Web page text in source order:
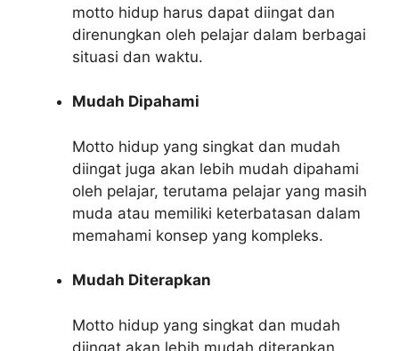
motto hidup harus dapat diingat dan
direnungkan oleh pelajar dalam berbagai
situasi dan waktu.
Mudah Dipahami
Motto hidup yang singkat dan mudah
diingat juga akan lebih mudah dipahami
oleh pelajar, terutama pelajar yang masih
muda atau memiliki keterbatasan dalam
memahami konsep yang kompleks.
Mudah Diterapkan
Motto hidup yang singkat dan mudah
diingat akan lebih mudah diterapkan